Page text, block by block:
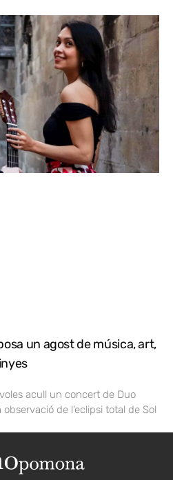
un agost de música, art,
acull un concert de Duo
de l’eclipsi total de Sol